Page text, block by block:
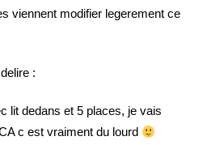
viennent modifier legerement ce
:
lit dedans et 5 places, je vais
c est vraiment du lourd